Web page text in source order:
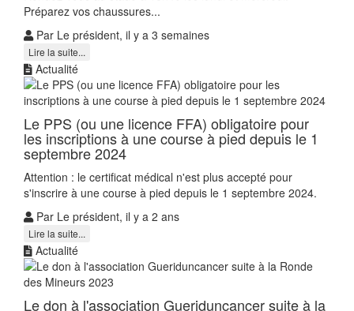
Préparez vos chaussures...
Par Le président, il y a 3 semaines
Lire la suite...
Actualité
Le PPS (ou une licence FFA) obligatoire pour
les inscriptions à une course à pied depuis le 1
septembre 2024
Attention : le certificat médical n'est plus accepté pour
s'inscrire à une course à pied depuis le 1 septembre 2024.
Par Le président, il y a 2 ans
Lire la suite...
Actualité
Le don à l'association Gueriduncancer suite à la